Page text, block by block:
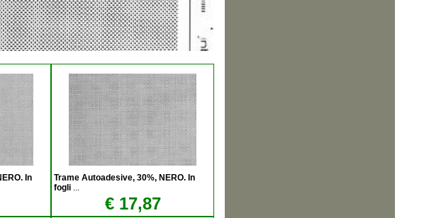
In
Trame Autoadesive, 30%, NERO. In
fogli ...
€ 17,87